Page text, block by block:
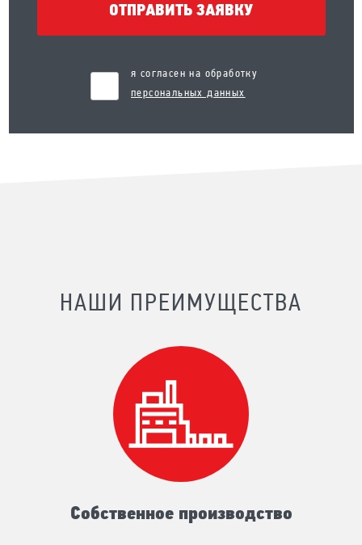
ОТПРАВИТЬ ЗАЯВКУ
я согласен на обработку
персональных данных
НАШИ ПРЕИМУЩЕСТВА
Собственное производство